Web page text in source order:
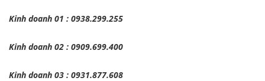
Kinh doanh 01 : 0938.299.255
Kinh doanh 02 : 0909.699.400
Kinh doanh 03 : 0931.877.608